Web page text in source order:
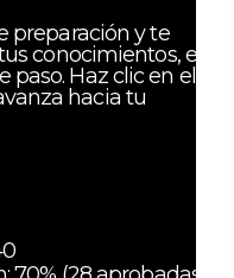
preparación y te
conocimientos, es
paso. Haz clic en el
hacia tu